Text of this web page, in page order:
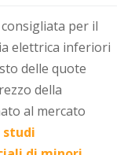
per il
elettrica inferiori
delle quote
della
al mercato
studi